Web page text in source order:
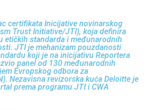
certifikata Inicijative novinarskog
Trust Initiative/JTI), koja definira
etičkih standarda i međunarodnih
JTI je mehanizam pouzdanosti
koji je na inicijativu Reportera
panel od 130 međunarodnih
Evropskog odbora za
Nezavisna revizorska kuća Deloitte je
prema programu JTI i CWA